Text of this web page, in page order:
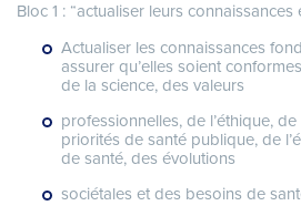
Bloc 1 : “actualiser leurs
Actualiser les connaissances
assurer qu’elles soient
de la science, des valeurs
professionnelles, de l’éthique,
priorités de santé publique, de
de santé, des évolutions
sociétales et des besoins de